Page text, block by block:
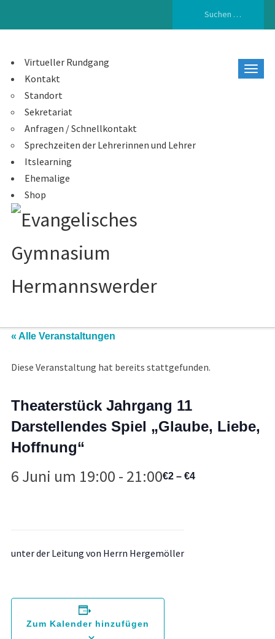
Virtueller Rundgang
Kontakt
Standort
Sekretariat
Anfragen / Schnellkontakt
Sprechzeiten der Lehrerinnen und Lehrer
Itslearning
Ehemalige
Shop
« Alle Veranstaltungen
Diese Veranstaltung hat bereits stattgefunden.
Theaterstück Jahrgang 11
Darstellendes Spiel „Glaube, Liebe,
Hoffnung“
6 Juni um 19:00 - 21:00€2 – €4
unter der Leitung von Herrn Hergemöller
Zum Kalender hinzufügen